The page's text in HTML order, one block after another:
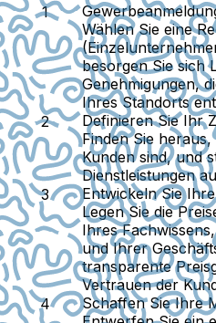
Wählen Sie eine
besorgen Sie sich
Genehmigungen,
Ihres Standorts
Definieren Sie Ihr
Finden Sie
Kunden sind, und
Dienstleistungen
Entwickeln Sie
Legen Sie die
Ihres
und Ihrer
transparente
Vertrauen der
Schaffen Sie Ihre